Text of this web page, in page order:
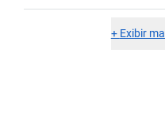
+ Exibir